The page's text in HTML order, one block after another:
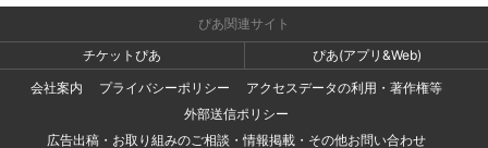
ぴあ関連サイト
チケットぴあ
ぴあ(アプリ&Web)
会社案内
プライバシーポリシー
アクセスデータの利用・著作権等
外部送信ポリシー
広告出稿・お取り組みのご相談・情報掲載・その他お問い合わせ